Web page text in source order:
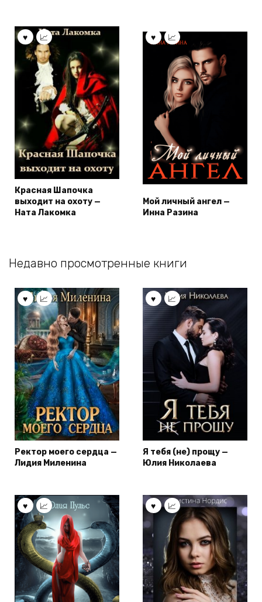
Красная Шапочка
выходит на охоту —
Ната Лакомка
Мой личный ангел —
Инна Разина
Недавно просмотренные книги
Ректор моего сердца —
Лидия Миленина
Я тебя (не) прощу —
Юлия Николаева